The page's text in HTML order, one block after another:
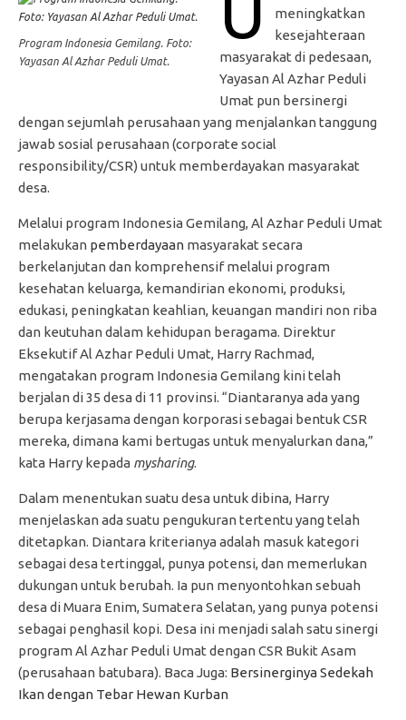
Program Indonesia Gemilang. Foto:
Yayasan Al Azhar Peduli Umat.
meningkatkan
kesejahteraan
masyarakat di pedesaan,
Yayasan Al Azhar Peduli
Umat pun bersinergi
dengan sejumlah perusahaan yang menjalankan tanggung
jawab sosial perusahaan (corporate social
responsibility/CSR) untuk memberdayakan masyarakat
desa.
Melalui program Indonesia Gemilang, Al Azhar Peduli Umat
melakukan pemberdayaan masyarakat secara
berkelanjutan dan komprehensif melalui program
kesehatan keluarga, kemandirian ekonomi, produksi,
edukasi, peningkatan keahlian, keuangan mandiri non riba
dan keutuhan dalam kehidupan beragama. Direktur
Eksekutif Al Azhar Peduli Umat, Harry Rachmad,
mengatakan program Indonesia Gemilang kini telah
berjalan di 35 desa di 11 provinsi. “Diantaranya ada yang
berupa kerjasama dengan korporasi sebagai bentuk CSR
mereka, dimana kami bertugas untuk menyalurkan dana,”
kata Harry kepada mysharing.
Dalam menentukan suatu desa untuk dibina, Harry
menjelaskan ada suatu pengukuran tertentu yang telah
ditetapkan. Diantara kriterianya adalah masuk kategori
sebagai desa tertinggal, punya potensi, dan memerlukan
dukungan untuk berubah. Ia pun menyontohkan sebuah
desa di Muara Enim, Sumatera Selatan, yang punya potensi
sebagai penghasil kopi. Desa ini menjadi salah satu sinergi
program Al Azhar Peduli Umat dengan CSR Bukit Asam
(perusahaan batubara). Baca Juga: Bersinerginya Sedekah
Ikan dengan Tebar Hewan Kurban